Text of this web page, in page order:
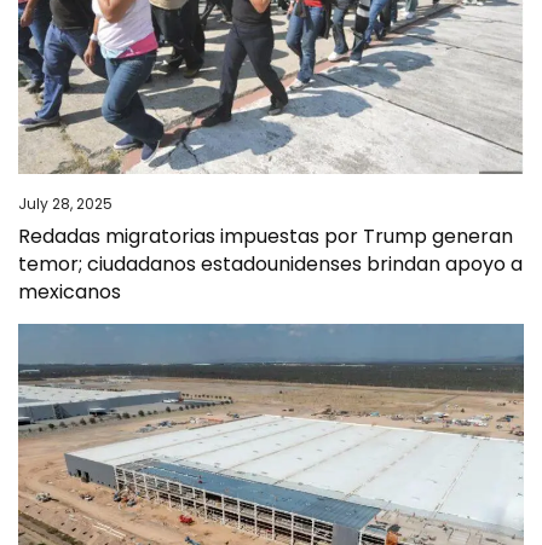
July 28, 2025
Redadas migratorias impuestas por Trump generan
temor; ciudadanos estadounidenses brindan apoyo a
mexicanos